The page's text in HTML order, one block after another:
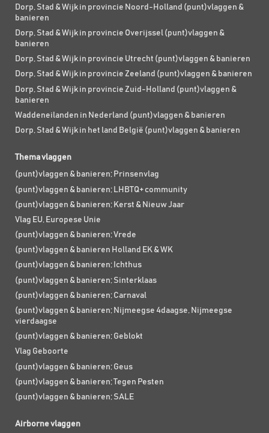
Dorp, Stad & Wijk in provincie Noord-Holland (punt)vlaggen &
banieren
Dorp, Stad & Wijk in provincie Overijssel (punt)vlaggen &
banieren
Dorp, Stad & Wijk in provincie Utrecht (punt)vlaggen & banieren
Dorp, Stad & Wijk in provincie Zeeland (punt)vlaggen & banieren
Dorp, Stad & Wijk in provincie Zuid-Holland (punt)vlaggen &
banieren
Waddeneilanden in Nederland (punt)vlaggen & banieren
Dorp, Stad & Wijk in het land België (punt)vlaggen & banieren
Thema vlaggen
(punt)vlaggen & banieren; Prinsenvlag
(punt)vlaggen & banieren; LHBTQ+ community
(punt)vlaggen & banieren; Kerst & Nieuw Jaar
Vlag EU, Europese Unie
(punt)vlaggen & banieren; Vrede
(punt)vlaggen & banieren Holland EK & WK
(punt)vlaggen & banieren; Ichthus
(punt)vlaggen & banieren; Sinterklaas
(punt)vlaggen & banieren; Carnaval
(punt)vlaggen & banieren; Nijmeegse 4daagse, Nijmeegse
vierdaagse
(punt)vlaggen & banieren; Geblokt
Vlag Geboorte
(punt)vlaggen & banieren; Geus
(punt)vlaggen & banieren; Tegen Pesten
(punt)vlaggen & banieren; SALE
Airborne vlaggen